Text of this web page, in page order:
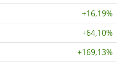
+16,19%
+64,10%
+169,13%